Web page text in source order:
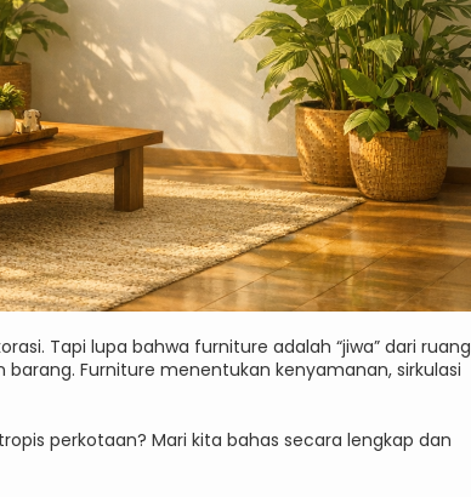
Tapi lupa bahwa furniture adalah “jiwa” dari ruang
Furniture menentukan kenyamanan, sirkulasi
perkotaan? Mari kita bahas secara lengkap dan